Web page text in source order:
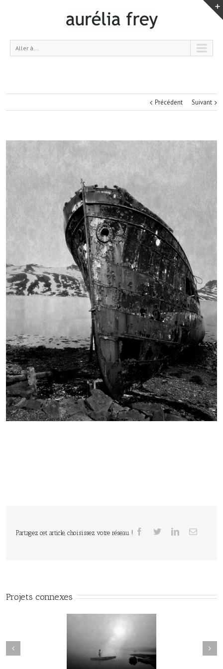
Aller à...
Précédent Suivant
Partagez cet article, choisissez votre réseau !
Projets connexes
des Égarés #28 Le Murmure des Égarés #27